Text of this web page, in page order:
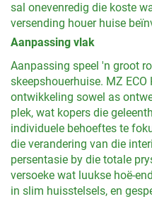
sal onevenredig die koste
versending houer huise
Aanpassing vlak
Aanpassing speel 'n groot
skeepshouerhuise. MZ ECO
ontwikkeling sowel as
plek, wat kopers die
individuele behoeftes te
die verandering van die
persentasie by die totale
versoeke wat luukse hoë-
in slim huisstelsels, en